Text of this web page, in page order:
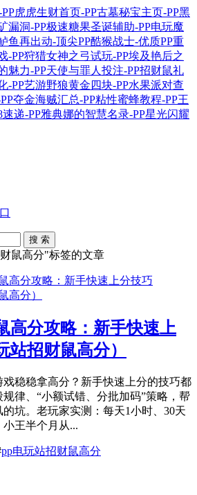
搜 索
鼠高分"标签的文章
高分攻略：新手快速上
站招财鼠高分）
稳稳拿高分？新手快速上分的技巧都
律、“小额试错、分批加码”策略，帮
坑。老玩家实测：每天1小时、30天
王半个月从...
pp电玩站招财鼠高分